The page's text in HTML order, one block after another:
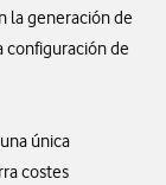
la generación de
configuración de
única
costes